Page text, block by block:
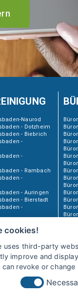
Naurod
- Dotzheim
- Biebrich
-
-
- Rambach
-
- Auringen
- Bierstadt
-
-
- Heßloch
- Igstadt
-
-
- Mainz-
cookies!
uses third-party
improve and
can revoke or